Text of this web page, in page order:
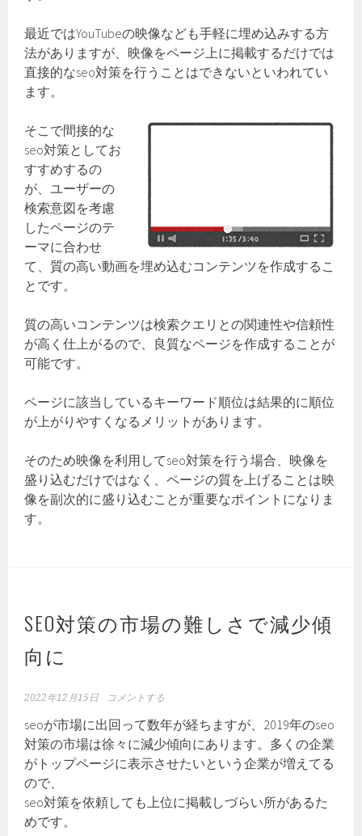
最近ではYouTubeの映像なども手軽に埋め込みする方
法がありますが、映像をページ上に掲載するだけでは
直接的なseo対策を行うことはできないといわれてい
ます。
そこで間接的な
seo対策としてお
すすめするの
が、ユーザーの
検索意図を考慮
したページのテ
ーマに合わせ
て、質の高い動画を埋め込むコンテンツを作成するこ
とです。
質の高いコンテンツは検索クエリとの関連性や信頼性
が高く仕上がるので、良質なページを作成することが
可能です。
ページに該当しているキーワード順位は結果的に順位
が上がりやすくなるメリットがあります。
そのため映像を利用してseo対策を行う場合、映像を
盛り込むだけではなく、ページの質を上げることは映
像を副次的に盛り込むことが重要なポイントになりま
す。
SEO対策の市場の難しさで減少傾
向に
2022年12月15日 コメントする
seoが市場に出回って数年が経ちますが、2019年のseo
対策の市場は徐々に減少傾向にあります。多くの企業
がトップページに表示させたいという企業が増えてる
ので、
seo対策を依頼しても上位に掲載しづらい所があるた
めです。